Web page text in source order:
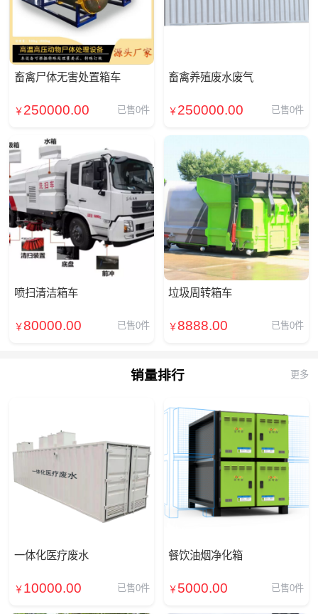
畜禽尸体无害处置箱车
￥ 250000.00 已售0件
畜禽养殖废水废气
￥ 250000.00 已售0件
喷扫清洁箱车
￥80000.00 已售0件
垃圾周转箱车
￥8888.00 已售0件
销量排行 更多
一体化医疗废水
￥ 10000.00 已售0件
餐饮油烟净化箱
￥ 5000.00 已售0件